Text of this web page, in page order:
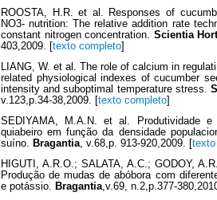
ROOSTA, H.R. et al. Responses of
NO3- nutrition: The relative addition rate
constant nitrogen concentration. Scientia
403,2009. [ texto completo
LIANG, W. et al. The role of calcium in
related physiological indexes of cucumber
intensity and suboptimal temperature stress.
v.123,p.34-38,2009. [ texto completo
SEDIYAMA, M.A.N. et al. Produtividade e
quiabeiro em função da densidade
suíno. Bragantia, v.68,p. 913-920,2009. [
HIGUTI, A.R.O.; SALATA, A.C.; GODOY,
Produção de mudas de abóbora com
e potássio. Bragantia,v.69, n.2,p.377-